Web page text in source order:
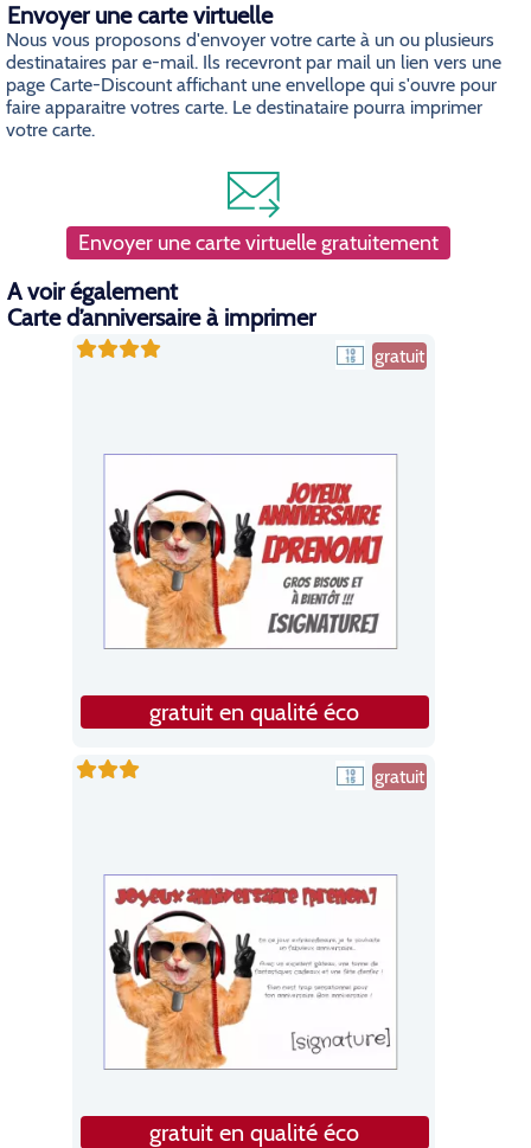
Envoyer une carte virtuelle
Nous vous proposons d'envoyer votre carte à un ou plusieurs
destinataires par e-mail. Ils recevront par mail un lien vers une
page Carte-Discount affichant une envellope qui s'ouvre pour
faire apparaitre votres carte. Le destinataire pourra imprimer
votre carte.
Envoyer une carte virtuelle gratuitement
A voir également
Carte d’anniversaire à imprimer
gratuit
gratuit en qualité éco
gratuit
gratuit en qualité éco